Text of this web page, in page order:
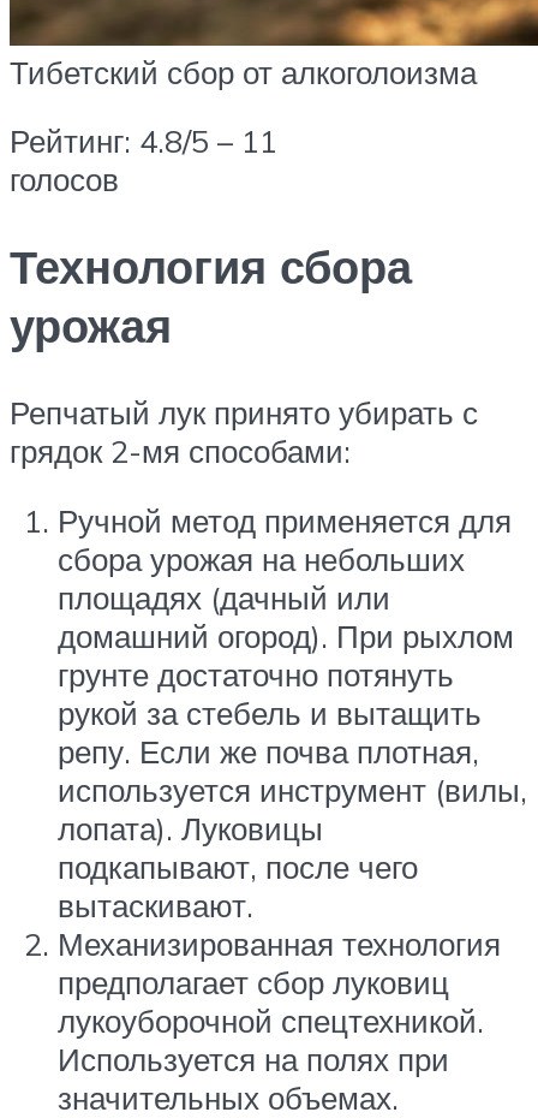
Тибетский сбор от алкоголоизма
Рейтинг: 4.8/5 – 11
голосов
Технология сбора
урожая
Репчатый лук принято убирать с
грядок 2-мя способами:
Ручной метод применяется для
сбора урожая на небольших
площадях (дачный или
домашний огород). При рыхлом
грунте достаточно потянуть
рукой за стебель и вытащить
репу. Если же почва плотная,
используется инструмент (вилы,
лопата). Луковицы
подкапывают, после чего
вытаскивают.
Механизированная технология
предполагает сбор луковиц
лукоуборочной спецтехникой.
Используется на полях при
значительных объемах.